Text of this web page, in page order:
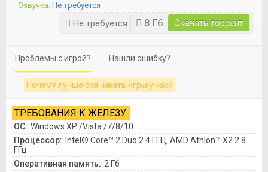
Озвучка: Не требуется
Не требуется 8 Гб Скачать торрент
Проблемы с игрой? Нашли ошибку?
Почему лучше скачивать игры у нас?
ТРЕБОВАНИЯ К ЖЕЛЕЗУ:
ОС: Windows XP /Vista /7/8/10
Процессор: Intel® Core™ 2 Duo 2.4 ГГЦ, AMD Athlon™ X2 2.8
ГГц
Оперативная память: 2 Гб